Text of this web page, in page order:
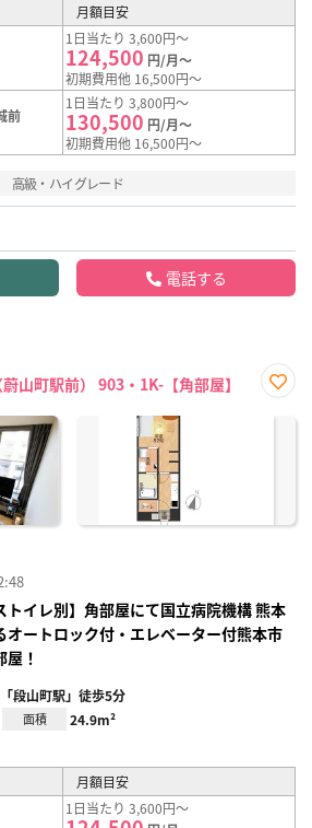
月額目安
1日当たり 3,600円～
124,500 円/月～
初期費用他 16,500円～
前
1日当たり 3,800円～
130,500 円/月～
初期費用他 16,500円～
高級・ハイグレード
電話する
山町駅前） 903・1K-【角部屋】
に入
トイレ別】角部屋にて国立病院機構 熊本
オートロック付・エレベーター付熊本市
！
段山町駅」徒歩5分
面積 24.9m²
月額目安
1日当たり 3,600円～